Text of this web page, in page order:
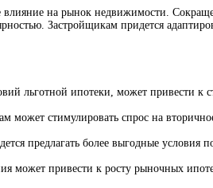
влияние на рынок недвижимости.
Застройщикам придется
льготной ипотеки, может привести
может стимулировать спрос на
предлагать более выгодные условия
может привести к росту рыночных